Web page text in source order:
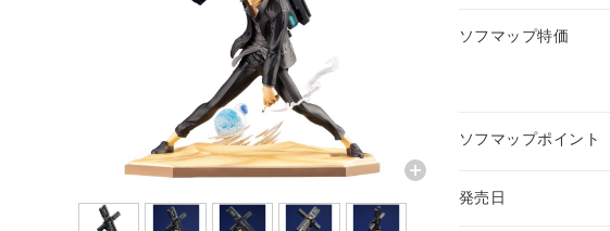
ソフマップ特価
ソフマップポイント
発売日